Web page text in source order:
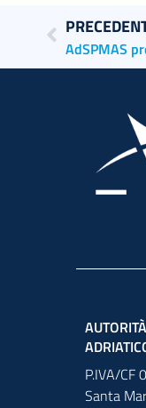
AdSPMAS
P.IVA/
Santa